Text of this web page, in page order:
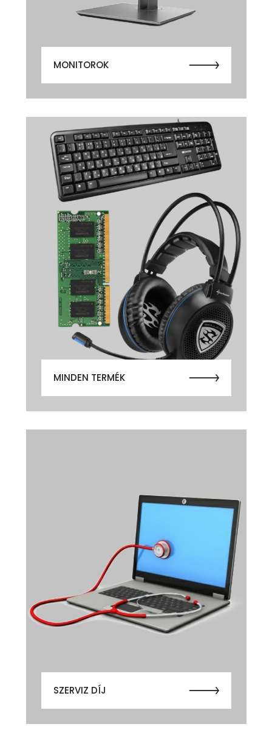
MONITOROK
MINDEN TERMÉK
SZERVIZ DÍJ